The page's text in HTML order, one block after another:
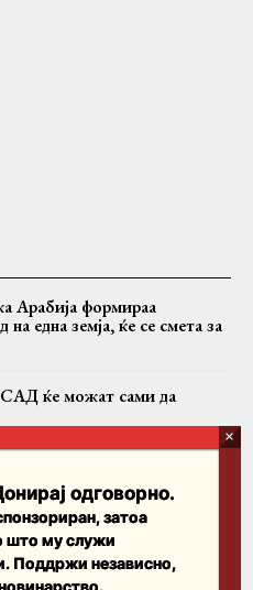
Арабија формираа
на една земја, ќе се смета за
САД ќе можат сами да
одговорно.
затоа
што му служи
Поддржи независно,